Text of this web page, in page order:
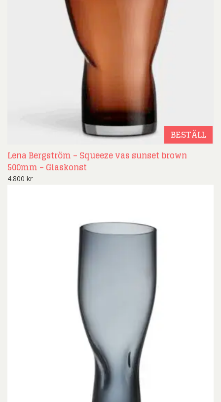
BESTÄLL
Lena Bergström – Squeeze vas sunset brown
500mm – Glaskonst
4.800 kr